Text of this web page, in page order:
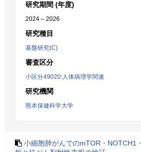
研究期間 (年度)
2024 – 2026
研究種目
基盤研究(C)
審査区分
小区分49020:人体病理学関連
研究機関
熊本保健科学大学
小細胞肺がんでのmTOR・NOTCH1